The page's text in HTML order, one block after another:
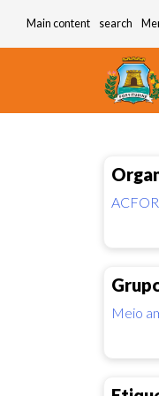
Main content search
Meio